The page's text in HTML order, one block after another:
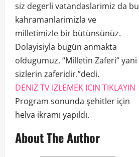
siz degerli vatandaslarimiz da bu
kahramanlarimizla ve
milletimizle bir bütünsünüz.
Dolayisiyla bugün anmakta
oldugumuz, “Milletin Zaferi” yani
sizlerin zaferidir.”dedi.
DENIZ TV IZLEMEK ICIN TIKLAYIN
Program sonunda şehitler için
helva ikramı yapıldı.
About The Author